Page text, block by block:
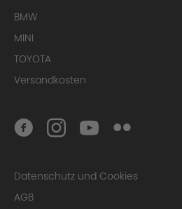
BMW
MINI
TOYOTA
Versandkosten
Datenschutz und Cookies
AGB